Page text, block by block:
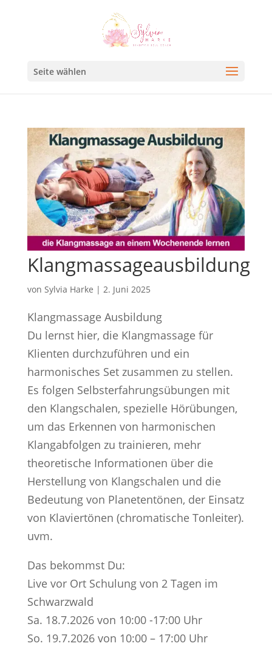
Seite wählen
Klangmassageausbildung
von Sylvia Harke | 2. Juni 2025
Klangmassage Ausbildung
Du lernst hier, die Klangmassage für
Klienten durchzuführen und ein
harmonisches Set zusammen zu stellen.
Es folgen Selbsterfahrungsübungen mit
den Klangschalen, spezielle Hörübungen,
um das Erkennen von harmonischen
Klangabfolgen zu trainieren, mehr
theoretische Informationen über die
Herstellung von Klangschalen und die
Bedeutung von Planetentönen, der Einsatz
von Klaviertönen (chromatische Tonleiter).
uvm.
Das bekommst Du:
Live vor Ort Schulung von 2 Tagen im
Schwarzwald
Sa. 18.7.2026 von 10:00 -17:00 Uhr
So. 19.7.2026 von 10:00 – 17:00 Uhr